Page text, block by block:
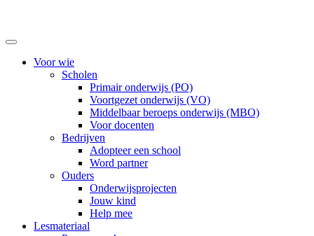
Voor wie
Scholen
Primair onderwijs (PO)
Voortgezet onderwijs (VO)
Middelbaar beroeps onderwijs (MBO)
Voor docenten
Bedrijven
Adopteer een school
Word partner
Ouders
Onderwijsprojecten
Jouw kind
Help mee
Lesmateriaal